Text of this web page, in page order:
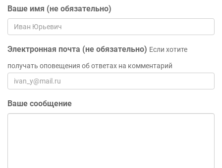
Ваше имя (не обязательно)
Электронная почта (не обязательно) Если хотите
получать оповещения об ответах на комментарий
Ваше сообщение